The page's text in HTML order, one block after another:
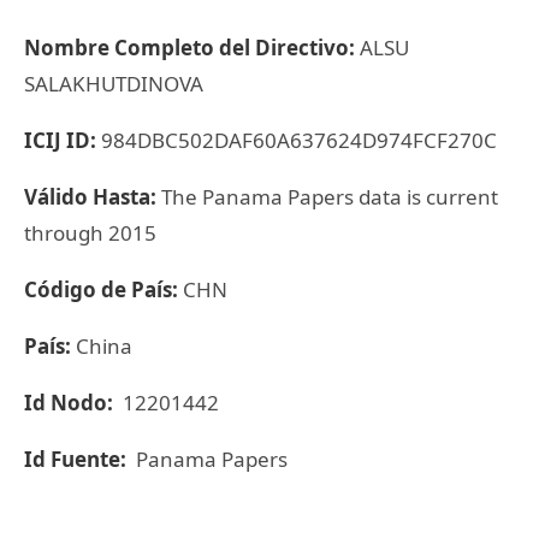
Nombre Completo del Directivo: ALSU
SALAKHUTDINOVA
ICIJ ID: 984DBC502DAF60A637624D974FCF270C
Válido Hasta: The Panama Papers data is current
through 2015
Código de País: CHN
País: China
Id Nodo: 12201442
Id Fuente: Panama Papers